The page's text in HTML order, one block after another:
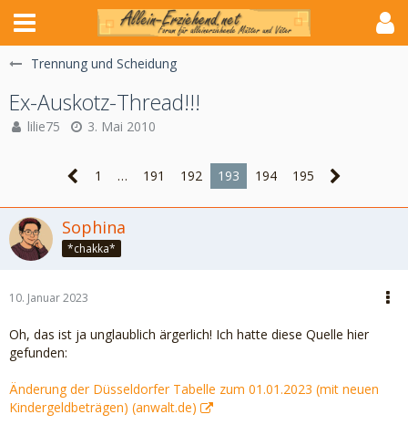
Trennung und Scheidung
Ex-Auskotz-Thread!!!
lilie75 3. Mai 2010
1 … 191 192 193 194 195
Sophina
*chakka*
10. Januar 2023
Oh, das ist ja unglaublich ärgerlich! Ich hatte diese Quelle hier
gefunden:
Änderung der Düsseldorfer Tabelle zum 01.01.2023 (mit neuen
Kindergeldbeträgen) (anwalt.de)